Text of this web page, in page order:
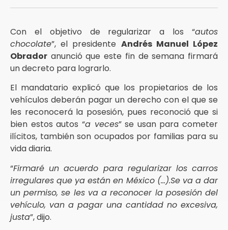
Con el objetivo de regularizar a los “autos
chocolate”, el presidente Andrés Manuel López
Obrador anunció que este fin de semana firmará
un decreto para lograrlo.
El mandatario explicó que los propietarios de los
vehículos deberán pagar un derecho con el que se
les reconocerá la posesión, pues reconoció que si
bien estos autos “a veces” se usan para cometer
ilícitos, también son ocupados por familias para su
vida diaria.
“Firmaré un acuerdo para regularizar los carros
irregulares que ya están en México (…).Se va a dar
un permiso, se les va a reconocer la posesión del
vehículo, van a pagar una cantidad no excesiva,
justa”, dijo.